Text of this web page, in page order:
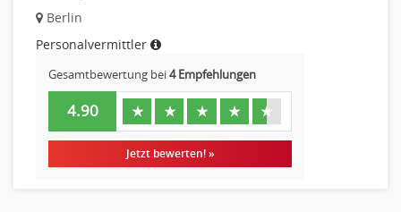
Berlin
Personalvermittler
Gesamtbewertung bei4 Empfehlungen
4.90 ★ ★ ★ ★ ★
Jetzt bewerten! »